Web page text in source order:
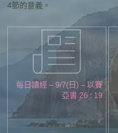
4節的意義。
每日讀經 – 9/7(日) – 以賽
亞書 26 : 19